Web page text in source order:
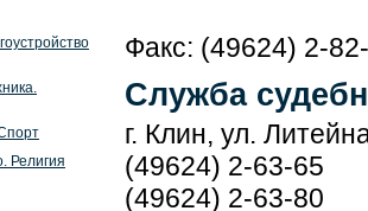
Религия
Факс: (49624) 2-
Служба
г. Клин, ул.
(49624) 2-63-65
(49624) 2-63-80